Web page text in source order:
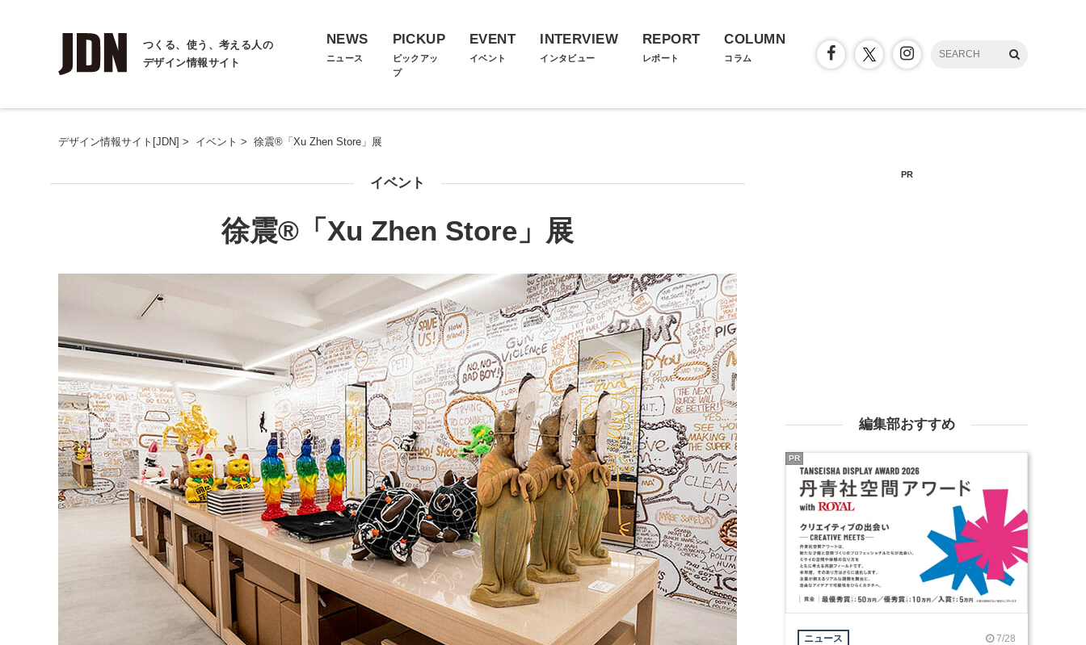
つくる、使う、考える人の
デザイン情報サイト
NEWS
ニュース
PICKUP
ピックアッ
プ
EVENT
イベント
INTERVIEW
インタビュー
REPORT
レポート
COLUMN
コラム
デザイン情報サイト[JDN] > イベント > 徐震®︎「Xu Zhen Store」展
イベント
徐震®︎「Xu Zhen Store」展
PR
編集部おすすめ
ニュース 7/28
PR